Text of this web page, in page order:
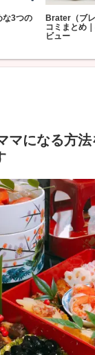
メ/40代
リのおす
40代におす
ト：お得
マになる方